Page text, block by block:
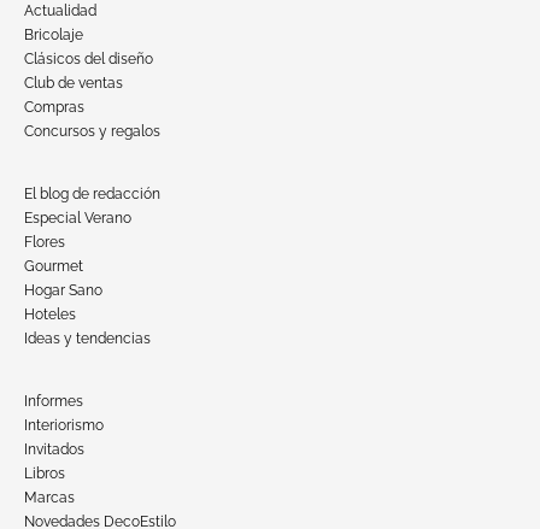
Actualidad
Bricolaje
Clásicos del diseño
Club de ventas
Compras
Concursos y regalos
El blog de redacción
Especial Verano
Flores
Gourmet
Hogar Sano
Hoteles
Ideas y tendencias
Informes
Interiorismo
Invitados
Libros
Marcas
Novedades DecoEstilo